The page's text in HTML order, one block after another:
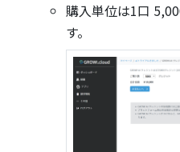
購入単位は1口
す。